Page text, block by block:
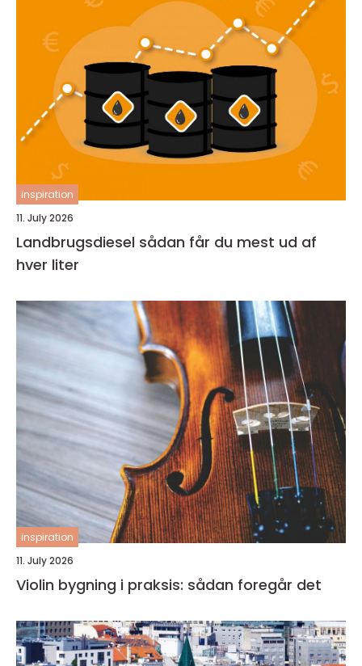
inspiration
11. July 2026
Landbrugsdiesel sådan får du mest ud af
hver liter
inspiration
11. July 2026
Violin bygning i praksis: sådan foregår det